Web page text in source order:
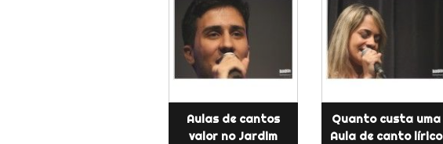
Aulas de cantos
valor no Jardim
Quanto custa uma
Aula de canto lírico